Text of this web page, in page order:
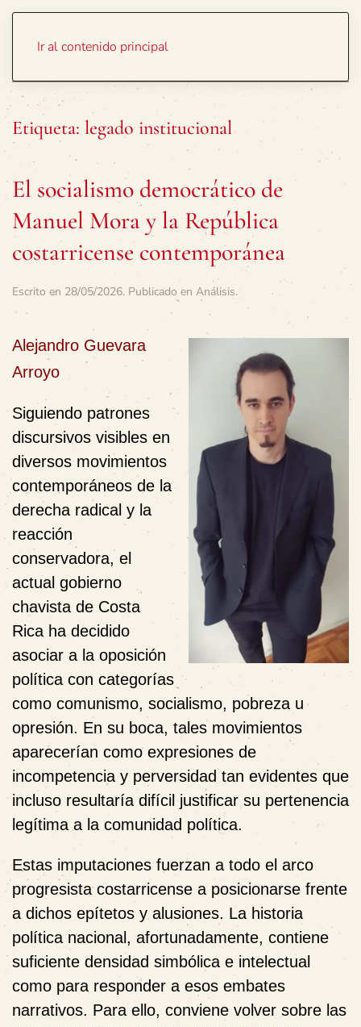
Ir al contenido principal
Etiqueta: legado institucional
El socialismo democrático de
Manuel Mora y la República
costarricense contemporánea
Escrito en 28/05/2026. Publicado en Análisis.
Alejandro Guevara
Arroyo
Siguiendo patrones
discursivos visibles en
diversos movimientos
contemporáneos de la
derecha radical y la
reacción
conservadora, el
actual gobierno
chavista de Costa
Rica ha decidido
asociar a la oposición
política con categorías
como comunismo, socialismo, pobreza u
opresión. En su boca, tales movimientos
aparecerían como expresiones de
incompetencia y perversidad tan evidentes que
incluso resultaría difícil justificar su pertenencia
legítima a la comunidad política.
Estas imputaciones fuerzan a todo el arco
progresista costarricense a posicionarse frente
a dichos epítetos y alusiones. La historia
política nacional, afortunadamente, contiene
suficiente densidad simbólica e intelectual
como para responder a esos embates
narrativos. Para ello, conviene volver sobre las